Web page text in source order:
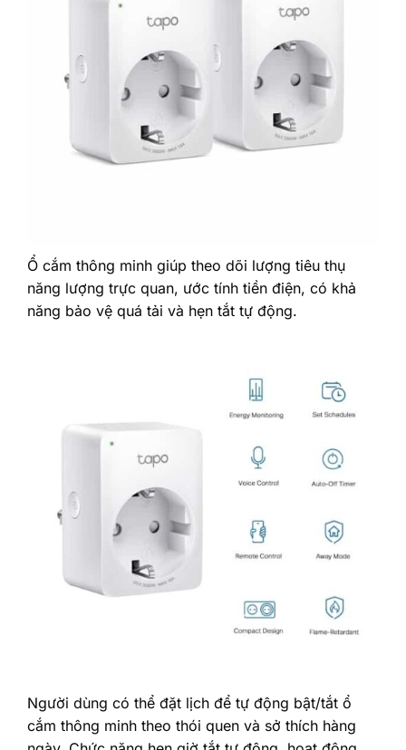
Ổ cắm thông minh giúp theo dõi lượng tiêu thụ
năng lượng trực quan, ước tính tiền điện, có khả
năng bảo vệ quá tải và hẹn tắt tự động.
Người dùng có thể đặt lịch để tự động bật/tắt ổ
cắm thông minh theo thói quen và sở thích hàng